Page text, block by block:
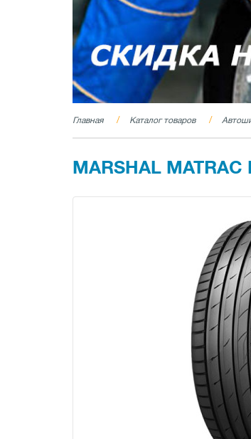
Главная Каталог товаров
MARSHAL MATRAC